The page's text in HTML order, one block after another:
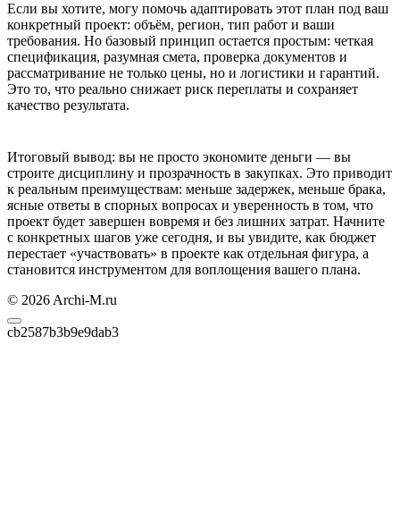
Если вы хотите, могу помочь адаптировать этот план под ваш
конкретный проект: объём, регион, тип работ и ваши
требования. Но базовый принцип остается простым: четкая
спецификация, разумная смета, проверка документов и
рассматривание не только цены, но и логистики и гарантий.
Это то, что реально снижает риск переплаты и сохраняет
качество результата.
Итоговый вывод: вы не просто экономите деньги — вы
строите дисциплину и прозрачность в закупках. Это приводит
к реальным преимуществам: меньше задержек, меньше брака,
ясные ответы в спорных вопросах и уверенность в том, что
проект будет завершен вовремя и без лишних затрат. Начните
с конкретных шагов уже сегодня, и вы увидите, как бюджет
перестает «участвовать» в проекте как отдельная фигура, а
становится инструментом для воплощения вашего плана.
© 2026 Archi-M.ru
cb2587b3b9e9dab3